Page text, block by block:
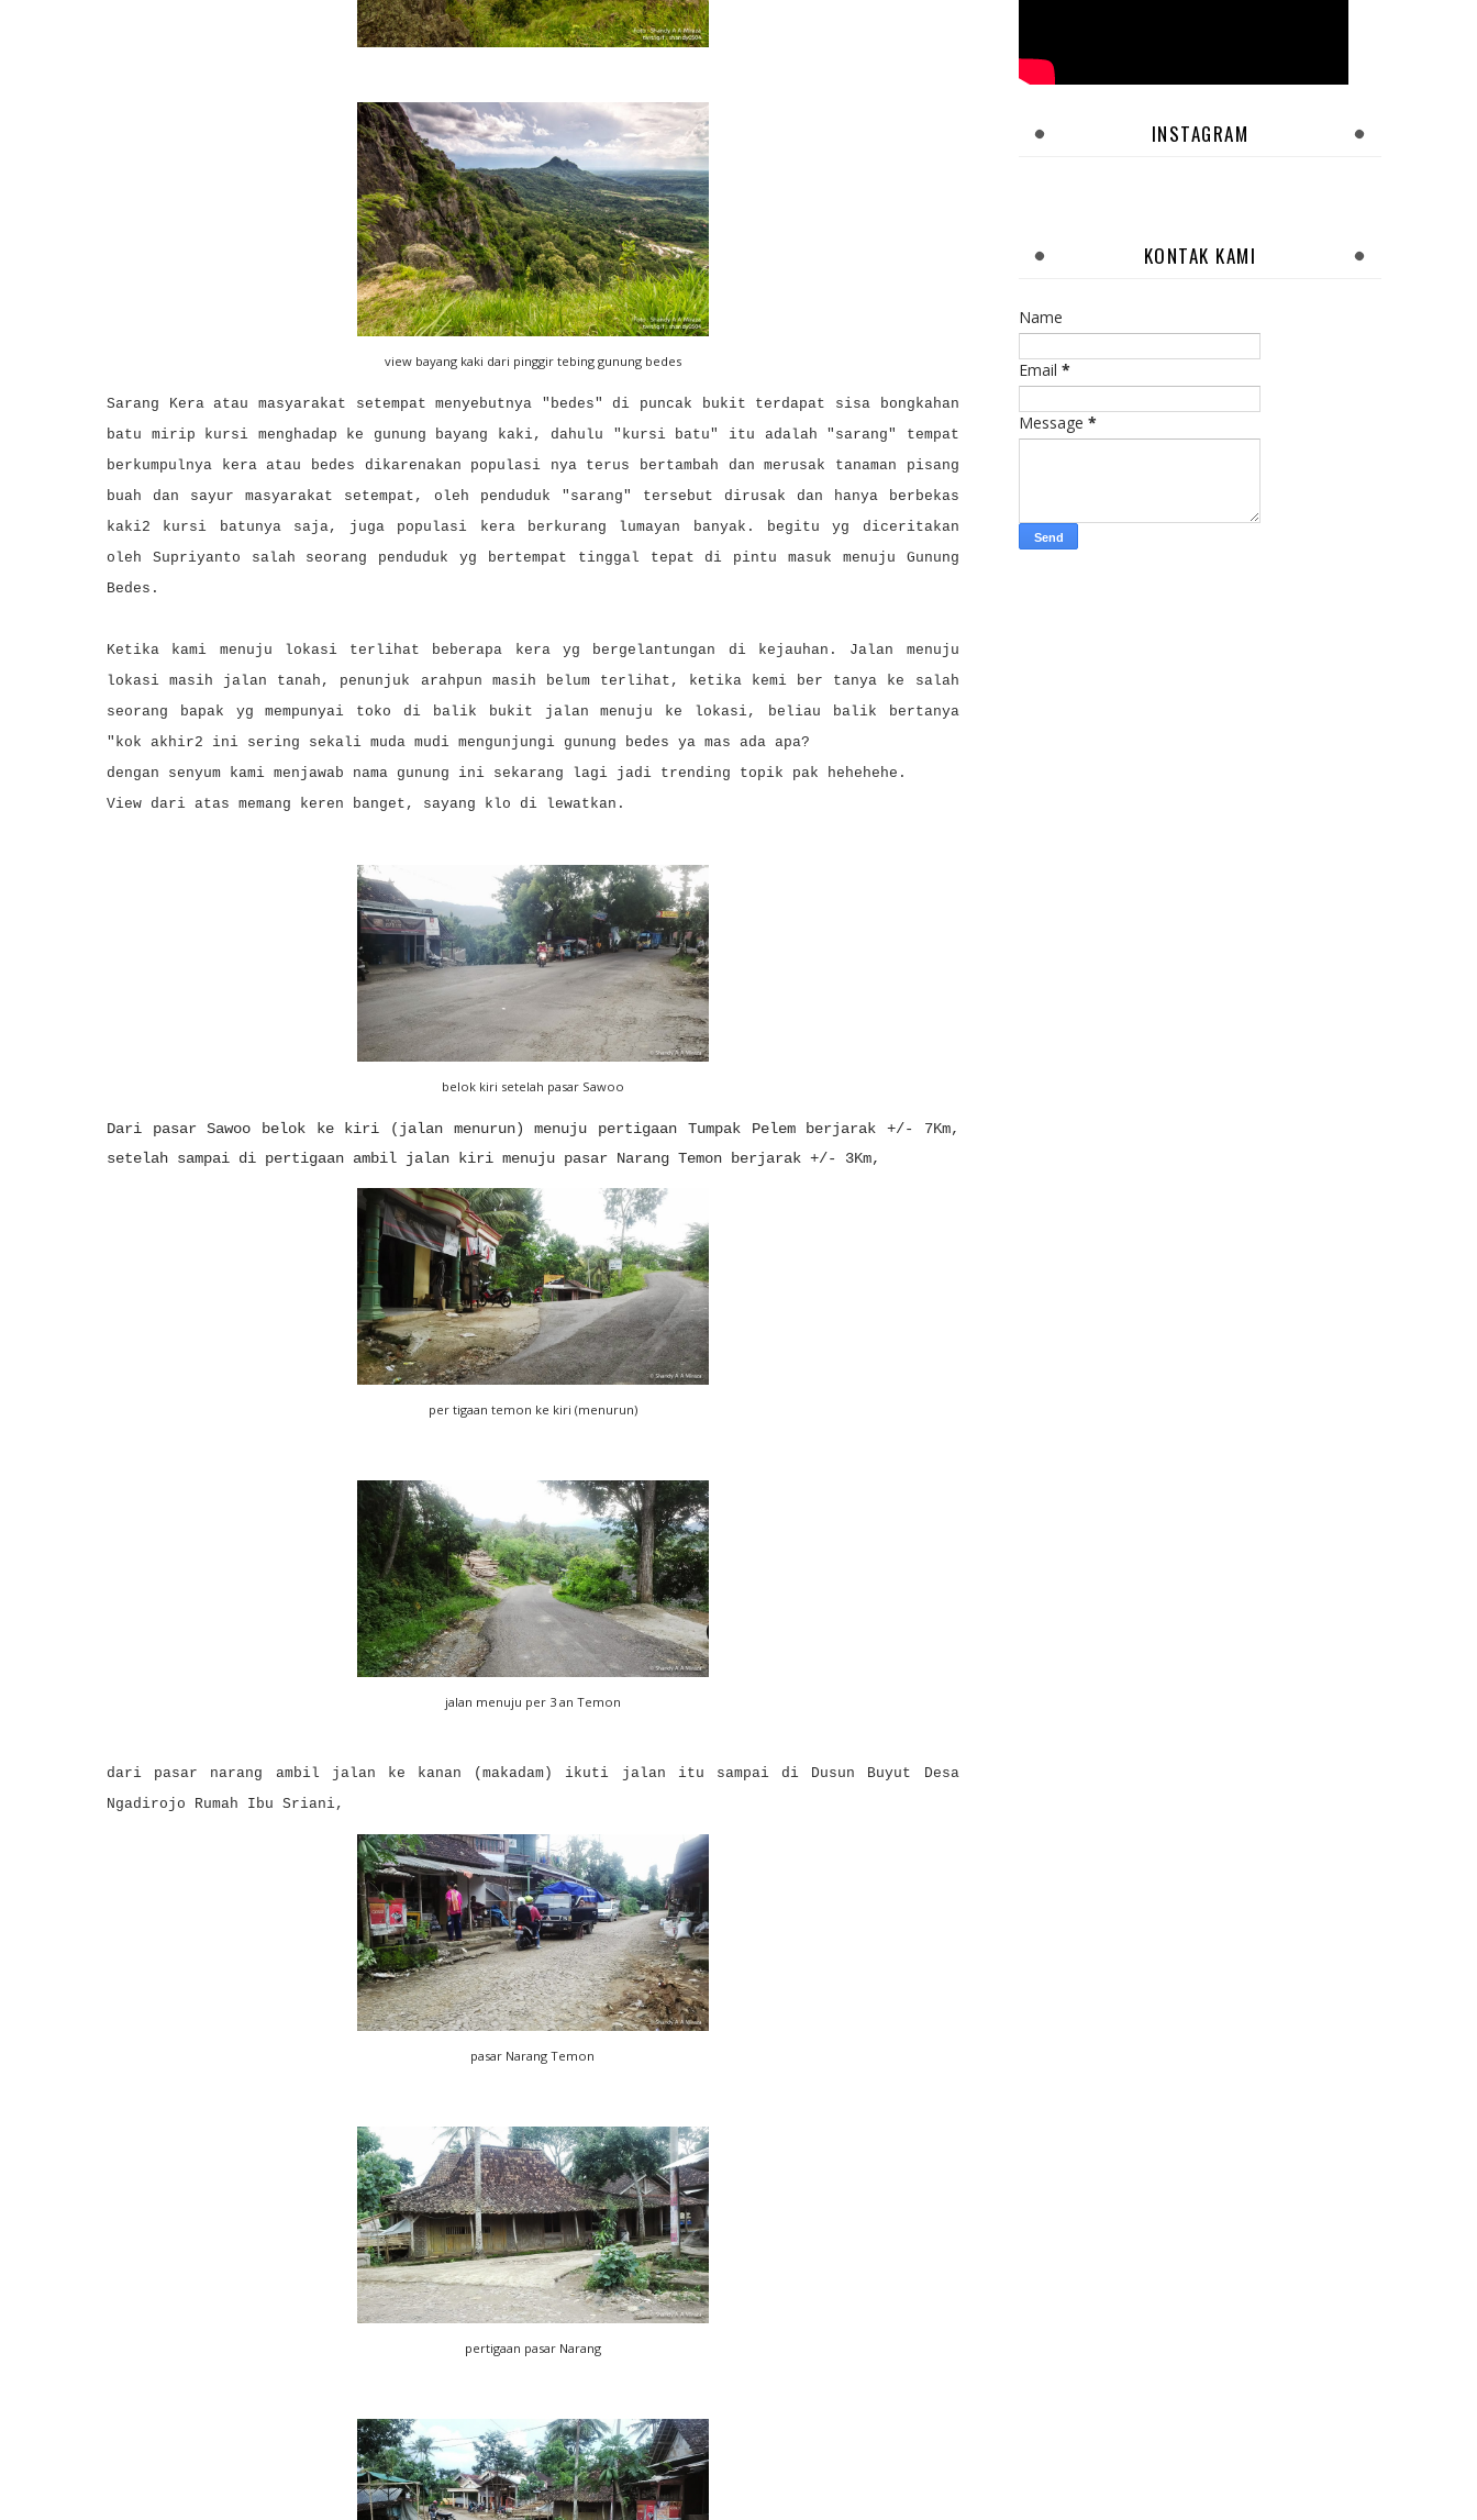
view bayang kaki dari pinggir tebing gunung bedes
Sarang Kera atau masyarakat setempat menyebutnya "bedes" di puncak bukit terdapat sisa bongkahan
batu mirip kursi menghadap ke gunung bayang kaki, dahulu "kursi batu" itu adalah "sarang" tempat
berkumpulnya kera atau bedes dikarenakan populasi nya terus bertambah dan merusak tanaman pisang
buah dan sayur masyarakat setempat, oleh penduduk "sarang" tersebut dirusak dan hanya berbekas
kaki2 kursi batunya saja, juga populasi kera berkurang lumayan banyak. begitu yg diceritakan
oleh Supriyanto salah seorang penduduk yg bertempat tinggal tepat di pintu masuk menuju Gunung
Bedes.
Ketika kami menuju lokasi terlihat beberapa kera yg bergelantungan di kejauhan. Jalan menuju
lokasi masih jalan tanah, penunjuk arahpun masih belum terlihat, ketika kemi ber tanya ke salah
seorang bapak yg mempunyai toko di balik bukit jalan menuju ke lokasi, beliau balik bertanya
"kok akhir2 ini sering sekali muda mudi mengunjungi gunung bedes ya mas ada apa?
dengan senyum kami menjawab nama gunung ini sekarang lagi jadi trending topik pak hehehehe.
View dari atas memang keren banget, sayang klo di lewatkan.
belok kiri setelah pasar Sawoo
Dari pasar Sawoo belok ke kiri (jalan menurun) menuju pertigaan Tumpak Pelem berjarak +/- 7Km,
setelah sampai di pertigaan ambil jalan kiri menuju pasar Narang Temon berjarak +/- 3Km,
per tigaan temon ke kiri (menurun)
jalan menuju per 3 an Temon
dari pasar narang ambil jalan ke kanan (makadam) ikuti jalan itu sampai di Dusun Buyut Desa
Ngadirojo Rumah Ibu Sriani,
pasar Narang Temon
pertigaan pasar Narang
INSTAGRAM
KONTAK KAMI
Name
Email *
Message *